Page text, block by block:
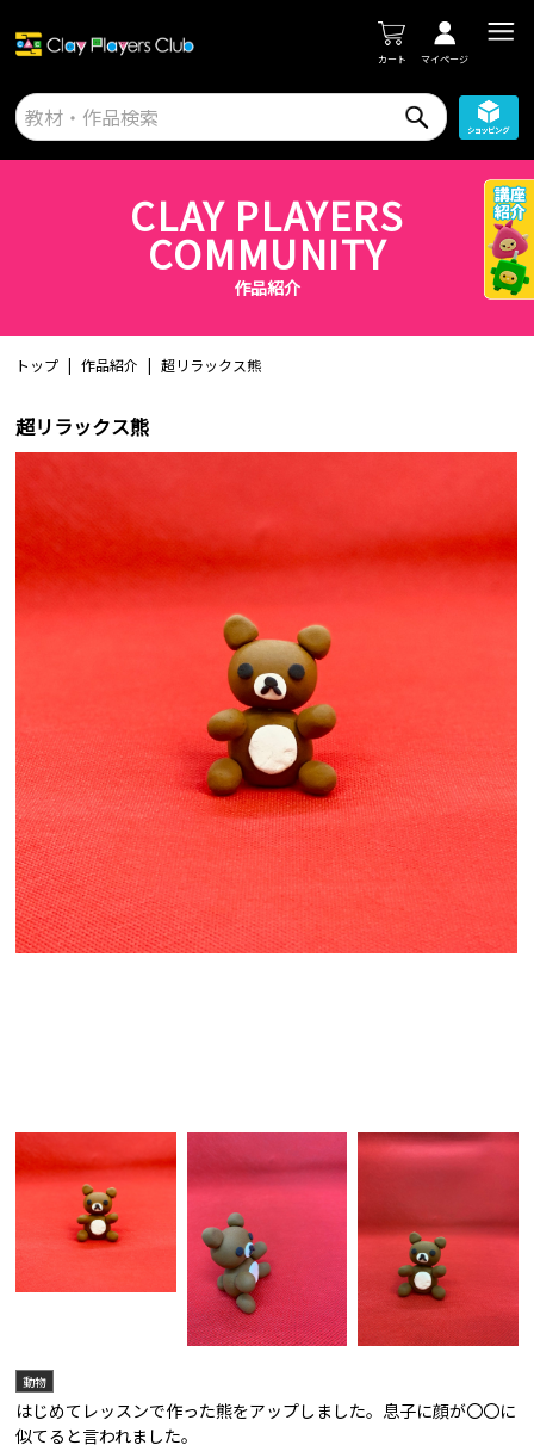
カート マイページ
CLAY PLAYERS
COMMUNITY
作品紹介
トップ 作品紹介 超リラックス熊
超リラックス熊
動物
はじめてレッスンで作った熊をアップしました。息子に顔が〇〇に
似てると言われました。